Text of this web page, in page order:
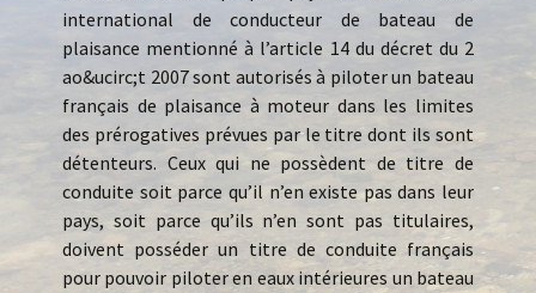
international de conducteur de bateau de
plaisance mentionné à l’article 14 du décret du 2
ao&ucirc;t 2007 sont autorisés à piloter un bateau
français de plaisance à moteur dans les limites
des prérogatives prévues par le titre dont ils sont
détenteurs. Ceux qui ne possèdent de titre de
conduite soit parce qu’il n’en existe pas dans leur
pays, soit parce qu’ils n’en sont pas titulaires,
doivent posséder un titre de conduite français
pour pouvoir piloter en eaux intérieures un bateau